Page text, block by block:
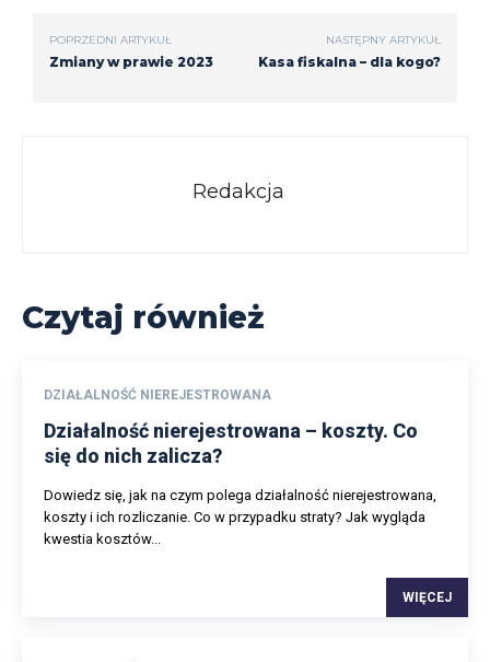
POPRZEDNI ARTYKUŁ
Zmiany w prawie 2023
NASTĘPNY ARTYKUŁ
Kasa fiskalna – dla kogo?
Redakcja
Czytaj również
DZIAŁALNOŚĆ NIEREJESTROWANA
Działalność nierejestrowana – koszty. Co
się do nich zalicza?
Dowiedz się, jak na czym polega działalność nierejestrowana,
koszty i ich rozliczanie. Co w przypadku straty? Jak wygląda
kwestia kosztów...
WIĘCEJ